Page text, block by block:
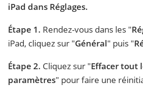
iPad dans Réglages.
Étape 1. Rendez-vous dans les "
iPad, cliquez sur "Général" puis "
Étape 2. Cliquez sur "Effacer tout
paramètres" pour faire une